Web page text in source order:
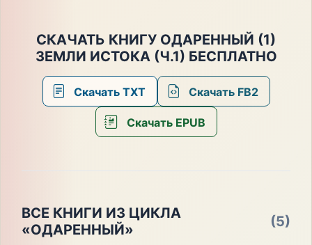
СКАЧАТЬ КНИГУ ОДАРЕННЫЙ (1)
ЗЕМЛИ ИСТОКА (Ч.1) БЕСПЛАТНО
Скачать TXT Скачать FB2
Скачать EPUB
ВСЕ КНИГИ ИЗ ЦИКЛА
«ОДАРЕННЫЙ»
(5)